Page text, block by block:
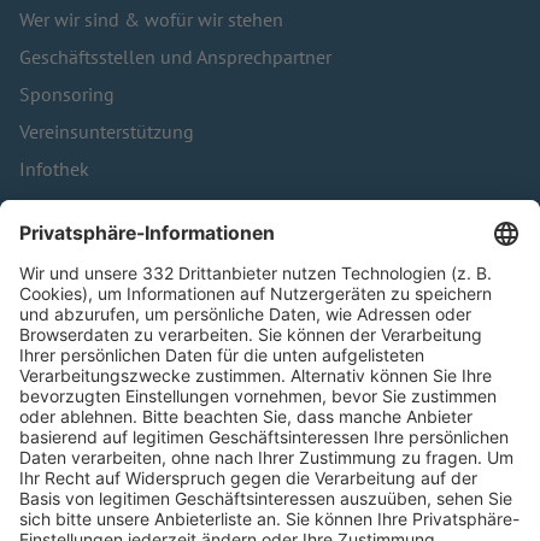
Wer wir sind & wofür wir stehen
Geschäftsstellen und Ansprechpartner
Sponsoring
Vereinsunterstützung
Infothek
Kontakt
HÄUFIG BESUCHTE SEITEN
Pässe und Vereinswechsel
Trainerausbildung
Schulungsangebot Vereinsmitarbeiter
BFV-Geschäftsstellen
Trainerbörse
Login SpielPlus